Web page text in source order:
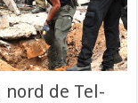
de Tel-